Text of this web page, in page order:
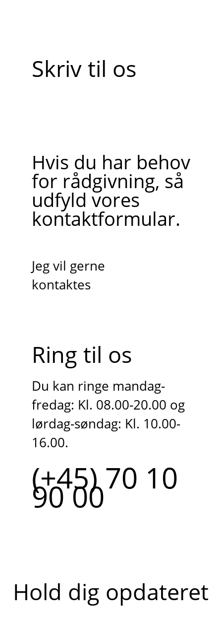
Skriv til os
Hvis du har behov
for rådgivning, så
udfyld vores
kontaktformular.
Jeg vil gerne
kontaktes
Ring til os
Du kan ringe mandag-
fredag: Kl. 08.00-20.00 og
lørdag-søndag: Kl. 10.00-
16.00.
(+45) 70 10
90 00
Hold dig opdateret